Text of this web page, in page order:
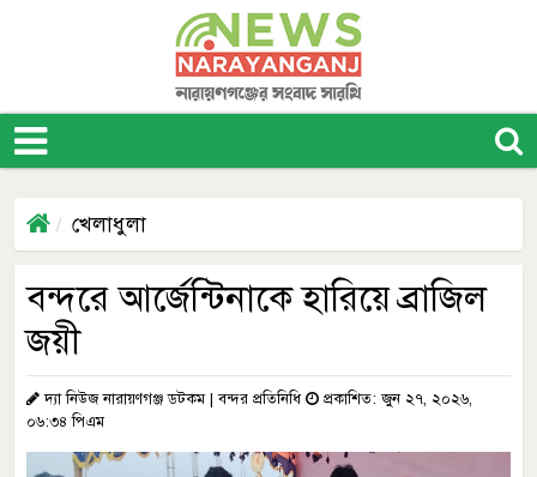
খেলাধুলা
বন্দরে আর্জেন্টিনাকে হারিয়ে ব্রাজিল
জয়ী
দ্যা নিউজ নারায়ণগঞ্জ ডটকম | বন্দর প্রতিনিধি
প্রকাশিত: জুন ২৭, ২০২৬,
০৬:৩৪ পিএম